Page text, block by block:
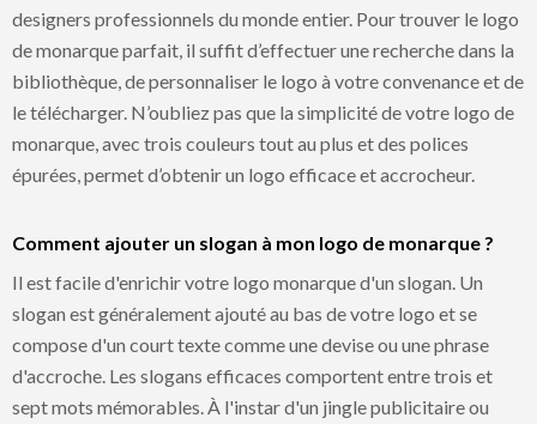
designers professionnels du monde entier. Pour trouver le logo
de monarque parfait, il suffit d’effectuer une recherche dans la
bibliothèque, de personnaliser le logo à votre convenance et de
le télécharger. N’oubliez pas que la simplicité de votre logo de
monarque, avec trois couleurs tout au plus et des polices
épurées, permet d’obtenir un logo efficace et accrocheur.
Comment ajouter un slogan à mon logo de monarque ?
Il est facile d'enrichir votre logo monarque d'un slogan. Un
slogan est généralement ajouté au bas de votre logo et se
compose d'un court texte comme une devise ou une phrase
d'accroche. Les slogans efficaces comportent entre trois et
sept mots mémorables. À l'instar d'un jingle publicitaire ou